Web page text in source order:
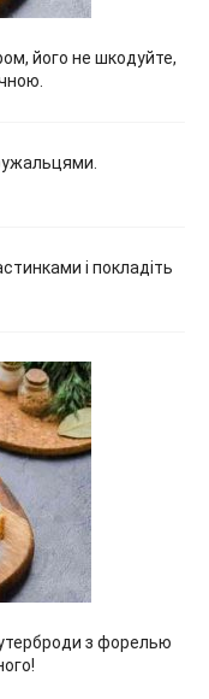
його не шкодуйте,
і покладіть
з форелью